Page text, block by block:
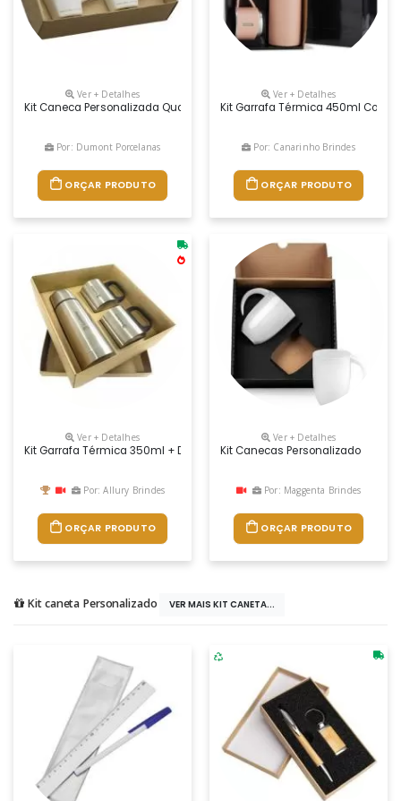
Ver + Detalhes
Kit Caneca Personalizada Quartier 350ml Porcelana
Por: Dumont Porcelanas
ORÇAR PRODUTO
Ver + Detalhes
Kit Garrafa Térmica 450ml Com
Por: Canarinho Brindes
ORÇAR PRODUTO
Ver + Detalhes
Kit Garrafa Térmica 350ml + Duas Canecas Metal. O Kit É Composto
Por: Allury Brindes
ORÇAR PRODUTO
Ver + Detalhes
Kit Canecas Personalizado
Por: Maggenta Brindes
ORÇAR PRODUTO
Kit caneta Personalizado VER MAIS KIT CANETA...